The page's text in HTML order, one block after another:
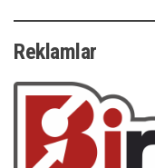
Reklamlar